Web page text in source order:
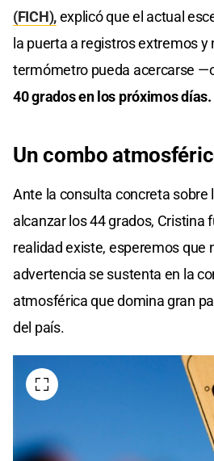
(FICH),explicó que el actual
la puerta a registros extremos y
termómetro pueda acercarse
40 grados en los próximos días.
Un combo
Ante la consulta concreta sobre
alcanzar los 44 grados, Cristina
realidad existe, esperemos que
advertencia se sustenta en la
atmosférica que domina gran
del país.